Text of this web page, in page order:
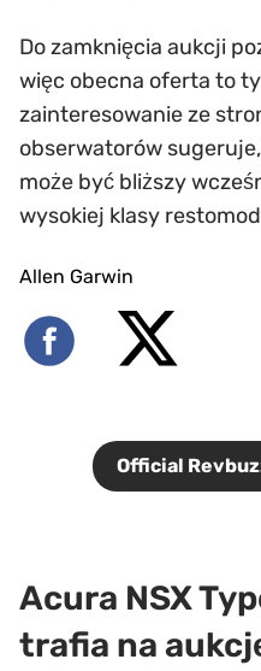
Do zamknięcia aukcji
więc obecna oferta to
zainteresowanie ze
obserwatorów
może być bliższy
wysokiej klasy
Allen Garwin
Official
Acura NSX
trafia na